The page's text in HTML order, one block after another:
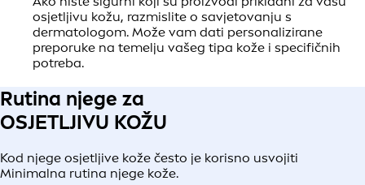
Potražite proizvode s umirujućim sastojcima koji će
osjetljivu kožu Hidrirati i umiriti bez izazivanja iritacije.
Primjerice,glicerinpruža hidrataciju i Umirujući
učinak, dok provitamin B5 (dekspantenol) pomaže
Obnoviti i Zaštititi kožu, ublažavajući svrbež i osjećaj
pronaći u proizvodu NIVEA Repair & Care Fragrance
Free Body Lotion, koji pomaže umiriti vrlo suhu i
osjetljivu kožu te ojačati njezinu Zaštitnu barijeru
3